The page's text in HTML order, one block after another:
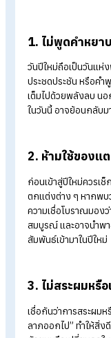
1. ไม่พูดคำห